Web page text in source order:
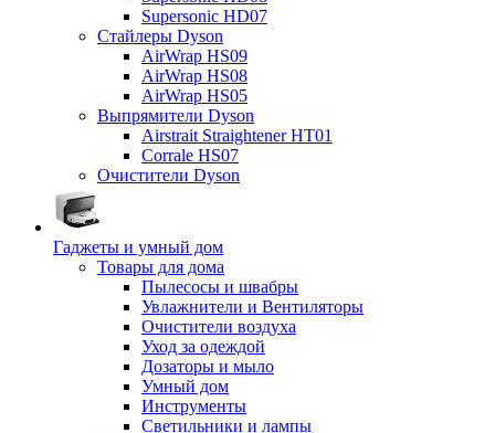
Supersonic HD07
Стайлеры Dyson
AirWrap HS09
AirWrap HS08
AirWrap HS05
Выпрямители Dyson
Airstrait Straightener HT01
Corrale HS07
Очистители Dyson
Гаджеты и умный дом
Товары для дома
Пылесосы и швабры
Увлажнители и Вентиляторы
Очистители воздуха
Уход за одеждой
Дозаторы и мыло
Умный дом
Инструменты
Светильники и лампы